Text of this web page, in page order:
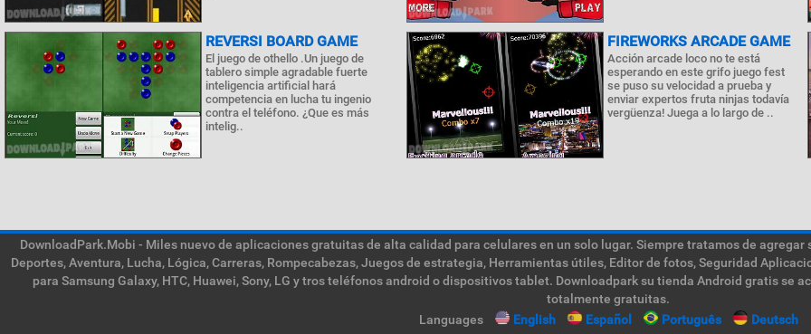
REVERSI BOARD GAME
El juego de othello .Un juego de
tablero simple agradable fuerte
inteligencia artificial hará
competencia en lucha tu ingenio
contra el teléfono. ¿Que es más
intelig..
FIREWORKS ARCADE GAME
Acción arcade loco no te está
esperando en este grifo juego fest
se puso su velocidad a prueba y
enviar expertos fruta ninjas todavía
vergüenza! Juega a lo largo de ..
DownloadPark.Mobi - Miles nuevo de aplicaciones gratuitas de alta calidad para celulares en un solo lugar. Siempre tratamos de
Deportes, Aventura, Lucha, Lógica, Carreras, Rompecabezas, Juegos de estrategia, Herramientas útiles, Editor de fotos, Seguridad
para Samsung Galaxy, HTC, Huawei, Sony, LG y tros teléfonos android o dispositivos tablet. Downloadpark su tienda Android gratis
totalmente gratuitas.
Languages
English Español Português
Deutsch